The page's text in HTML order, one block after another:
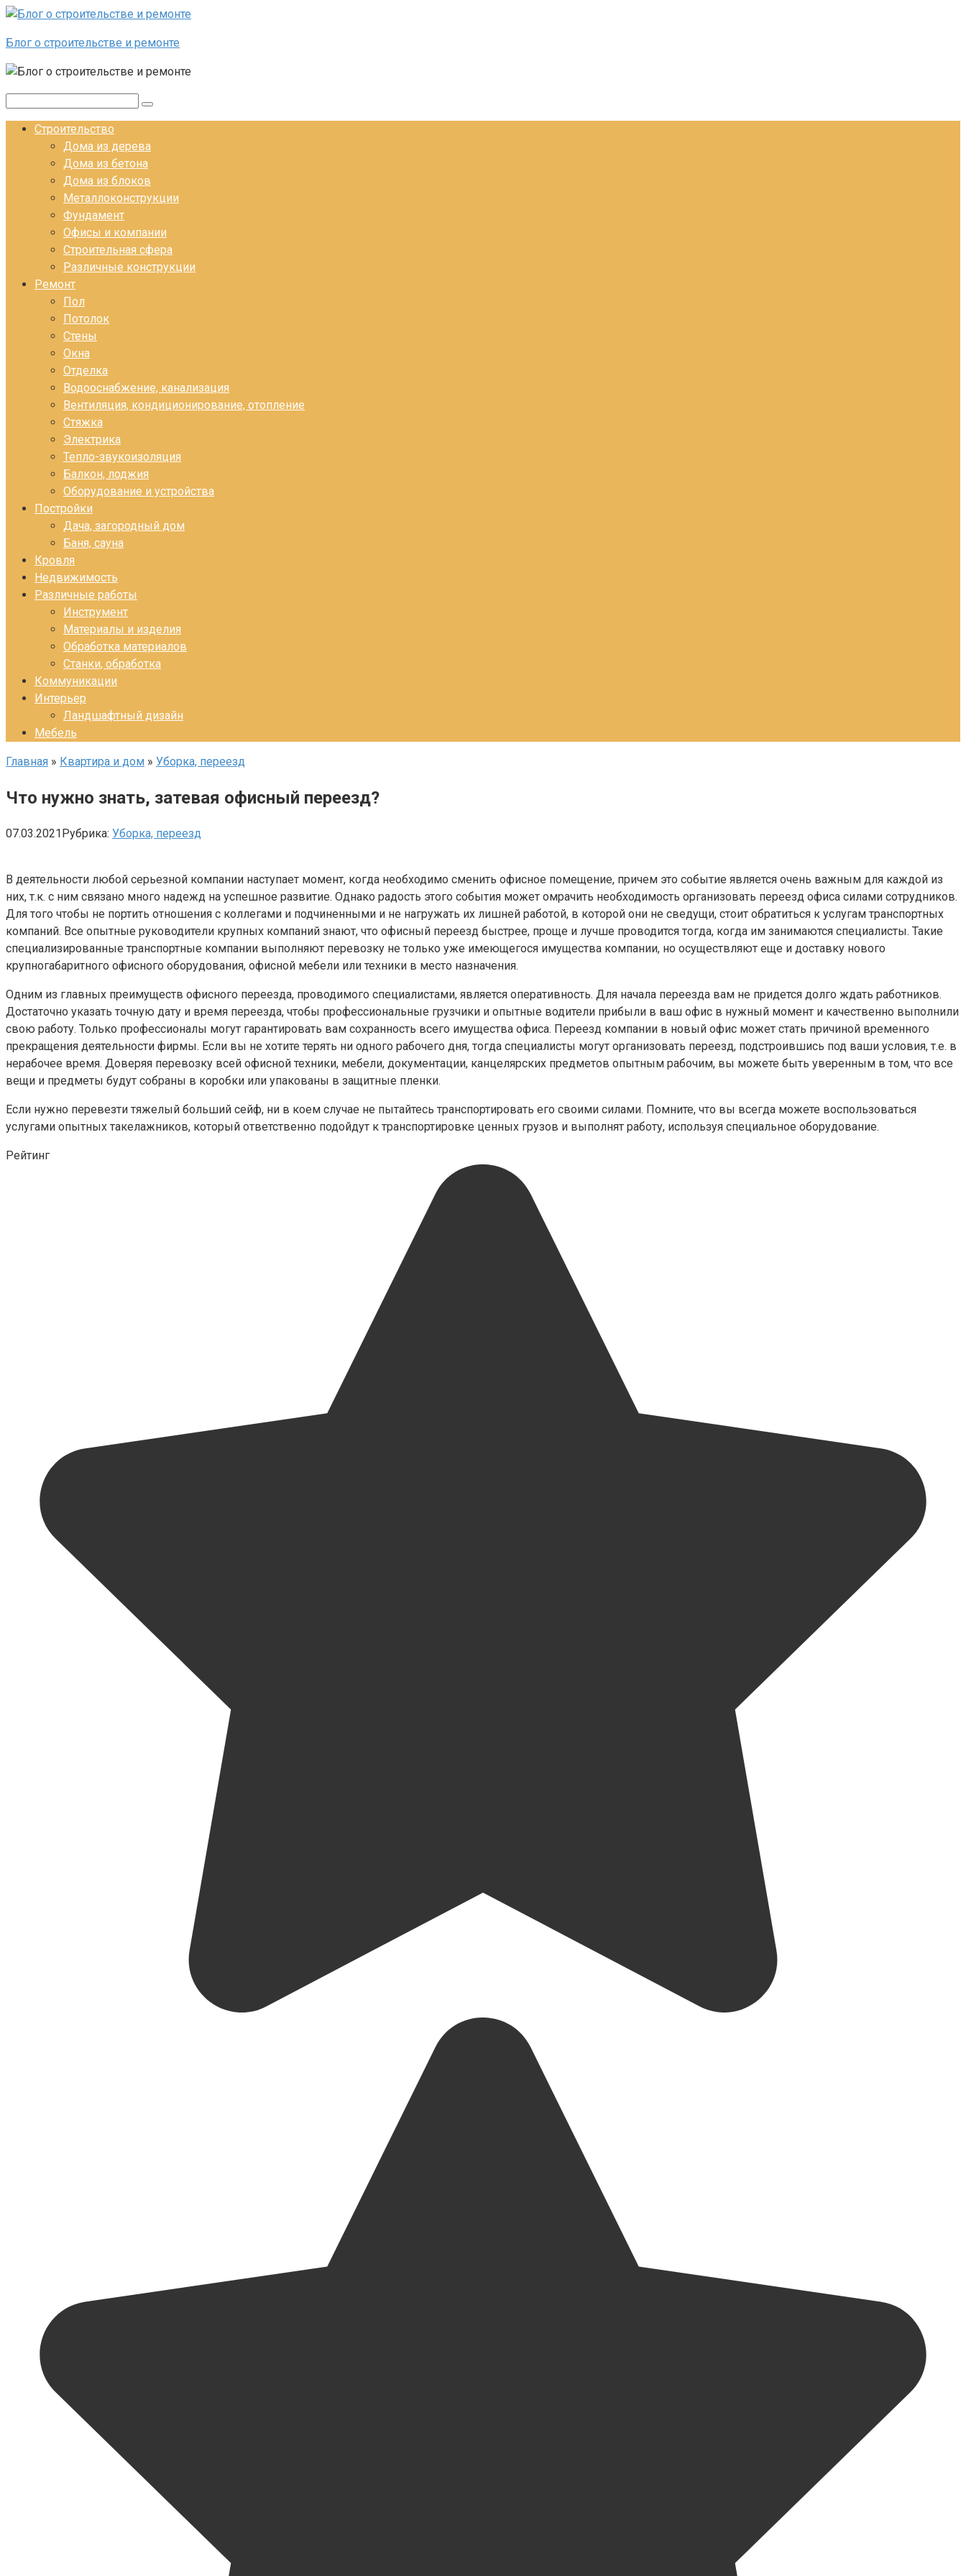
Перейти к контенту
Блог о строительстве и ремонте
Строительство
Дома из дерева
Дома из бетона
Дома из блоков
Металлоконструкции
Фундамент
Офисы и компании
Строительная сфера
Различные конструкции
Ремонт
Пол
Потолок
Стены
Окна
Отделка
Водооснабжение, канализация
Вентиляция, кондиционирование, отопление
Стяжка
Электрика
Тепло-звукоизоляция
Балкон, лоджия
Оборудование и устройства
Постройки
Дача, загородный дом
Баня, сауна
Кровля
Недвижимость
Различные работы
Инструмент
Материалы и изделия
Обработка материалов
Станки, обработка
Коммуникации
Интерьер
Ландшафтный дизайн
Мебель
Главная » Квартира и дом » Уборка, переезд
Что нужно знать, затевая офисный переезд?
07.03.2021Рубрика: Уборка, переезд
В деятельности любой серьезной компании наступает момент, когда необходимо сменить офисное помещение, причем это событие является очень важным для каждой из
них, т.к. с ним связано много надежд на успешное развитие. Однако радость этого события может омрачить необходимость организовать переезд офиса силами сотрудников.
Для того чтобы не портить отношения с коллегами и подчиненными и не нагружать их лишней работой, в которой они не сведущи, стоит обратиться к услугам транспортных
компаний. Все опытные руководители крупных компаний знают, что офисный переезд быстрее, проще и лучше проводится тогда, когда им занимаются специалисты. Такие
специализированные транспортные компании выполняют перевозку не только уже имеющегося имущества компании, но осуществляют еще и доставку нового
крупногабаритного офисного оборудования, офисной мебели или техники в место назначения.
Одним из главных преимуществ офисного переезда, проводимого специалистами, является оперативность. Для начала переезда вам не придется долго ждать работников.
Достаточно указать точную дату и время переезда, чтобы профессиональные грузчики и опытные водители прибыли в ваш офис в нужный момент и качественно выполнили
свою работу. Только профессионалы могут гарантировать вам сохранность всего имущества офиса. Переезд компании в новый офис может стать причиной временного
прекращения деятельности фирмы. Если вы не хотите терять ни одного рабочего дня, тогда специалисты могут организовать переезд, подстроившись под ваши условия, т.е. в
нерабочее время. Доверяя перевозку всей офисной техники, мебели, документации, канцелярских предметов опытным рабочим, вы можете быть уверенным в том, что все
вещи и предметы будут собраны в коробки или упакованы в защитные пленки.
Если нужно перевезти тяжелый больший сейф, ни в коем случае не пытайтесь транспортировать его своими силами. Помните, что вы всегда можете воспользоваться
услугами опытных такелажников, который ответственно подойдут к транспортировке ценных грузов и выполнят работу, используя специальное оборудование.
Рейтинг